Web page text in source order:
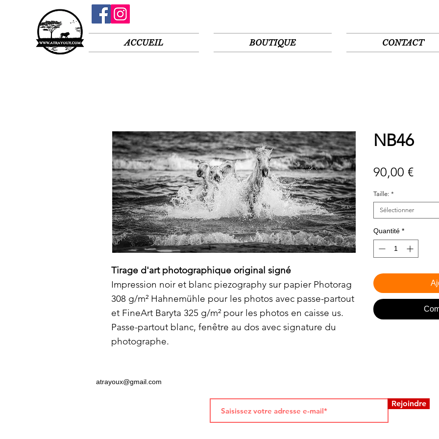
ACCUEIL BOUTIQUE CONTACT
Tirage d'art photographique original signé
Impression noir et blanc piezography sur papier Photorag
308 g/m² Hahnemühle pour les photos avec passe-partout
et FineArt Baryta 325 g/m² pour les photos en caisse us.
Passe-partout blanc, fenêtre au dos avec signature du
photographe.
NB46
90,00 €Prix
Taille: *
Sélectionner
Quantité *
atrayoux@gmail.com
Rejoindre